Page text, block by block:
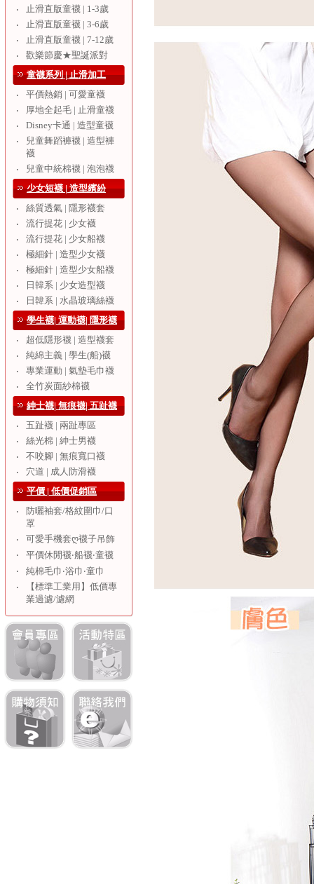
‧
止滑直版童襪 | 1-3歲
‧
止滑直版童襪 | 3-6歲
‧
止滑直版童襪 | 7-12歲
‧
歡樂節慶★聖誕派對
童襪系列 | 止滑加工
‧
平價熱銷 | 可愛童襪
‧
厚地全起毛 | 止滑童襪
‧
Disney卡通 | 造型童襪
‧
兒童舞蹈褲襪 | 造型褲
襪
‧
兒童中統棉襪 | 泡泡襪
少女短襪 | 造型繽紛
‧
絲質透氣 | 隱形襪套
‧
流行提花 | 少女襪
‧
流行提花 | 少女船襪
‧
極細針 | 造型少女襪
‧
極細針 | 造型少女船襪
‧
日韓系 | 少女造型襪
‧
日韓系 | 水晶玻璃絲襪
學生襪| 運動襪| 隱形襪
‧
超低隱形襪 | 造型襪套
‧
純綿主義 | 學生(船)襪
‧
專業運動 | 氣墊毛巾襪
‧
全竹炭面紗棉襪
紳士襪| 無痕襪| 五趾襪
‧
五趾襪 | 兩趾專區
‧
絲光棉 | 紳士男襪
‧
不咬腳 | 無痕寬口襪
‧
穴道 | 成人防滑襪
平價 | 低價促銷區
‧
防曬袖套/格紋圍巾/口
罩
‧
可愛手機套ღ襪子吊飾
‧
平價休閒襪‧船襪‧童襪
‧
純棉毛巾‧浴巾‧童巾
‧
【標準工業用】低價專
業過濾/濾網